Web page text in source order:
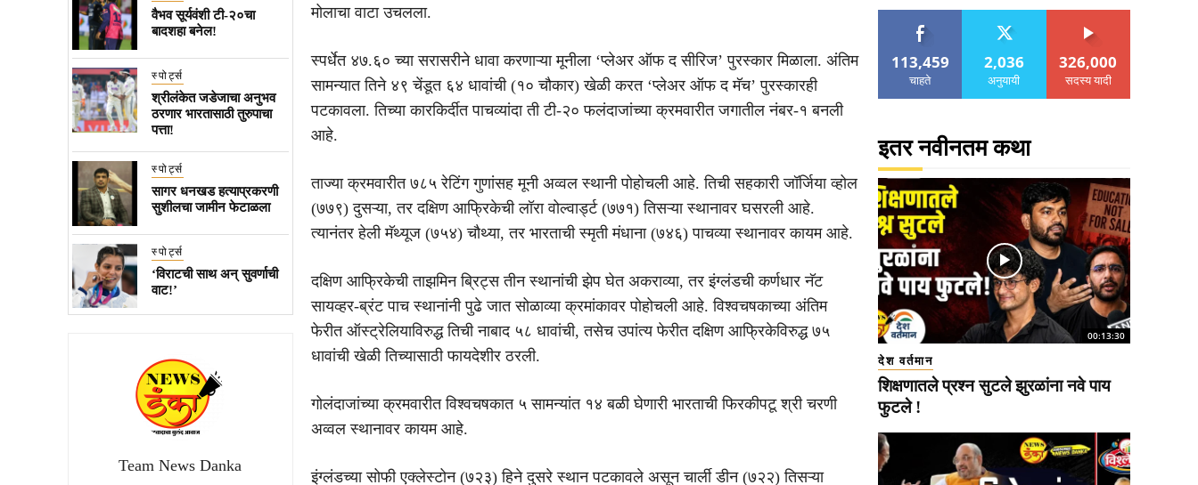
वैभव सूर्यवंशी टी-२०चा
बादशहा बनेल!
स्पोर्ट्स
श्रीलंकेत जडेजाचा अनुभव
ठरणार भारतासाठी तुरुपाचा
पत्ता!
स्पोर्ट्स
सागर धनखड हत्याप्रकरणी
सुशीलचा जामीन फेटाळला
स्पोर्ट्स
‘विराटची साथ अन् सुवर्णाची
वाट!’
Team News Danka
मोलाचा वाटा उचलला.
स्पर्धेत ४७.६० च्या सरासरीने धावा करणाऱ्या मूनीला ‘प्लेअर ऑफ द सीरिज’ पुरस्कार मिळाला. अंतिम
सामन्यात तिने ४९ चेंडूत ६४ धावांची (१० चौकार) खेळी करत ‘प्लेअर ऑफ द मॅच’ पुरस्कारही
पटकावला. तिच्या कारकिर्दीत पाचव्यांदा ती टी-२० फलंदाजांच्या क्रमवारीत जगातील नंबर-१ बनली
आहे.
ताज्या क्रमवारीत ७८५ रेटिंग गुणांसह मूनी अव्वल स्थानी पोहोचली आहे. तिची सहकारी जॉर्जिया व्होल
(७७९) दुसऱ्या, तर दक्षिण आफ्रिकेची लॉरा वोल्वार्ड्ट (७७१) तिसऱ्या स्थानावर घसरली आहे.
त्यानंतर हेली मॅथ्यूज (७५४) चौथ्या, तर भारताची स्मृती मंधाना (७४६) पाचव्या स्थानावर कायम आहे.
दक्षिण आफ्रिकेची ताझमिन ब्रिट्स तीन स्थानांची झेप घेत अकराव्या, तर इंग्लंडची कर्णधार नॅट
सायव्हर-ब्रंट पाच स्थानांनी पुढे जात सोळाव्या क्रमांकावर पोहोचली आहे. विश्वचषकाच्या अंतिम
फेरीत ऑस्ट्रेलियाविरुद्ध तिची नाबाद ५८ धावांची, तसेच उपांत्य फेरीत दक्षिण आफ्रिकेविरुद्ध ७५
धावांची खेळी तिच्यासाठी फायदेशीर ठरली.
गोलंदाजांच्या क्रमवारीत विश्वचषकात ५ सामन्यांत १४ बळी घेणारी भारताची फिरकीपटू श्री चरणी
अव्वल स्थानावर कायम आहे.
इंग्लंडच्या सोफी एक्लेस्टोन (७२३) हिने दुसरे स्थान पटकावले असून चार्ली डीन (७२२) तिसऱ्या
113,459
चाहते
2,036
अनुयायी
326,000
सदस्य यादी
इतर नवीनतम कथा
00:13:30
देश वर्तमान
शिक्षणातले प्रश्न सुटले झुरळांना नवे पाय
फुटले !